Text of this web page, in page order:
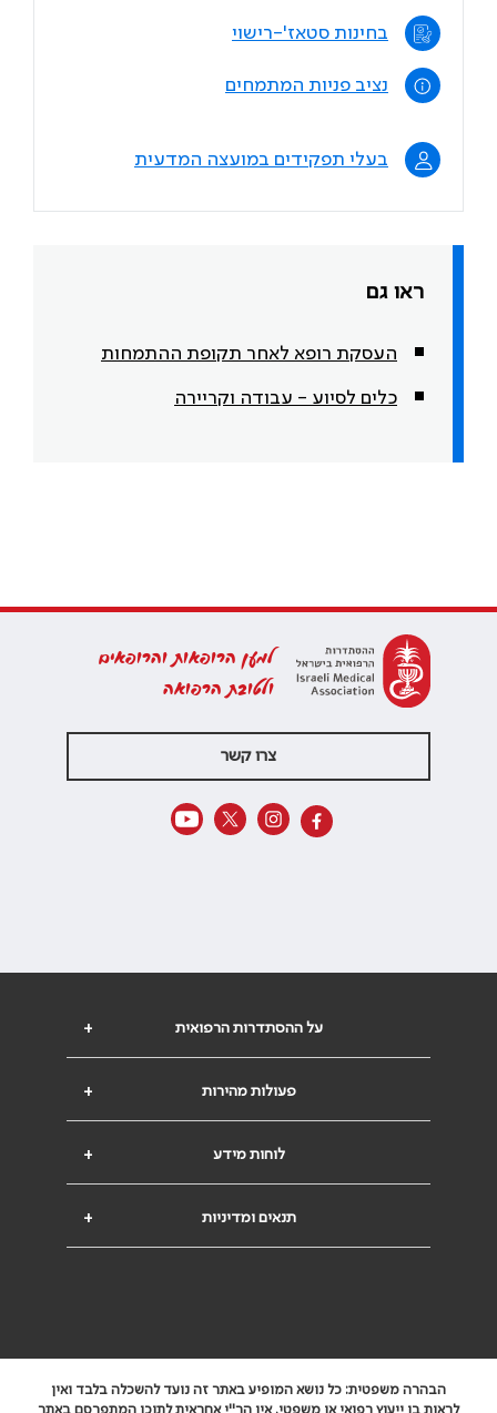
בחינות סטאז'-רישוי
נציב פניות המתמחים
בעלי תפקידים במועצה המדעית
ראו גם
העסקת רופא לאחר תקופת ההתמחות
כלים לסיוע - עבודה וקריירה
למען הרופאות והרופאים
ולטובת הרפואה
צרו קשר
+ על ההסתדרות הרפואית
+ פעולות מהירות
+ לוחות מידע
+ תנאים ומדיניות
הבהרה משפטית: כל נושא המופיע באתר זה נועד להשכלה בלבד ואין
לראות בו ייעוץ רפואי או משפטי. אין הר"י אחראית לתוכן המתפרסם באתר